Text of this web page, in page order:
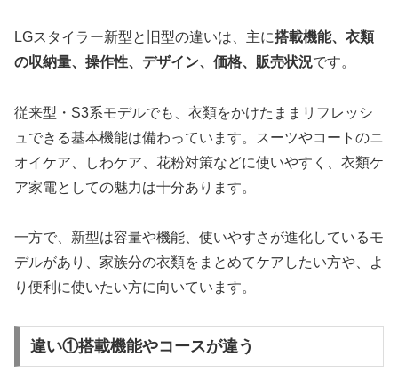
LGスタイラー新型と旧型の違いは、主に搭載機能、衣類
の収納量、操作性、デザイン、価格、販売状況です。
従来型・S3系モデルでも、衣類をかけたままリフレッシ
ュできる基本機能は備わっています。スーツやコートのニ
オイケア、しわケア、花粉対策などに使いやすく、衣類ケ
ア家電としての魅力は十分あります。
一方で、新型は容量や機能、使いやすさが進化しているモ
デルがあり、家族分の衣類をまとめてケアしたい方や、よ
り便利に使いたい方に向いています。
違い①搭載機能やコースが違う